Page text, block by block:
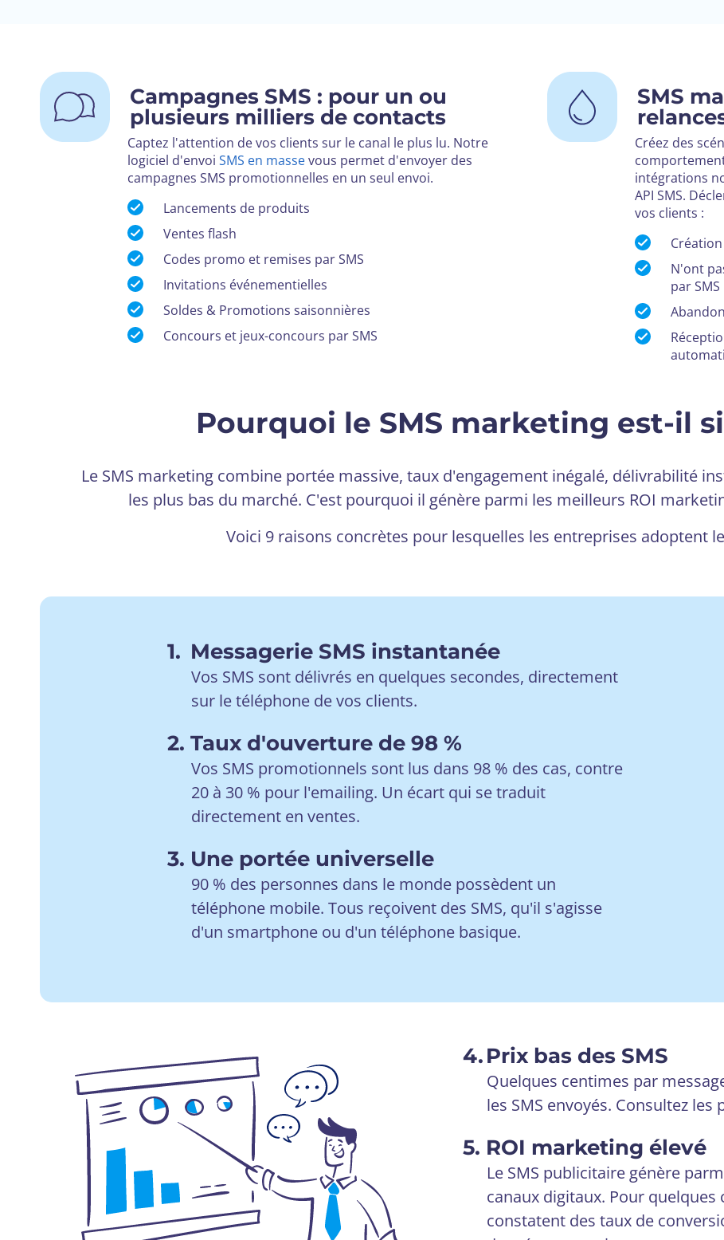
Campagnes SMS : pour un ou
plusieurs milliers de contacts
Captez l'attention de vos clients sur le canal le plus lu. Notre
logiciel d'envoi SMS en massevous permet d'envoyer des
campagnes SMS promotionnelles en un seul envoi.
Lancements de produits
Ventes flash
Codes promo et remises par SMS
Invitations événementielles
Soldes & Promotions saisonnières
Concours et jeux-concours par SMS
SMS
Créez des
intégrations
API SMS.
vos clients :
N'ont
par SMS
Pourquoi le SMS marketing est-il
Le SMS marketing combine portée massive, taux d'engagement inégalé, délivrabilité
les plus bas du marché. C'est pourquoi il génère parmi les meilleurs ROI
Voici 9 raisons concrètes pour lesquelles les entreprises adoptent
1. Messagerie SMS instantanée
Vos SMS sont délivrés en quelques secondes, directement
sur le téléphone de vos clients.
2. Taux d'ouverture de 98 %
Vos SMS promotionnels sont lus dans 98 % des cas, contre
20 à 30 % pour l'emailing. Un écart qui se traduit
directement en ventes.
3. Une portée universelle
90 % des personnes dans le monde possèdent un
téléphone mobile. Tous reçoivent des SMS, qu'il s'agisse
d'un smartphone ou d'un téléphone basique.
4.Prix bas des SMS
Quelques centimes par
les SMS envoyés. Consultez les
5. ROI marketing élevé
Le SMS publicitaire génère
canaux digitaux. Pour
constatent des taux de